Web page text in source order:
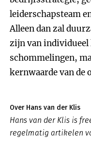
leiderschapsteam
Alleen dan zal
zijn van individueel
schommelingen,
kernwaarde van de
Over Hans van der Klis
Hans van der Klis is
regelmatig artikelen